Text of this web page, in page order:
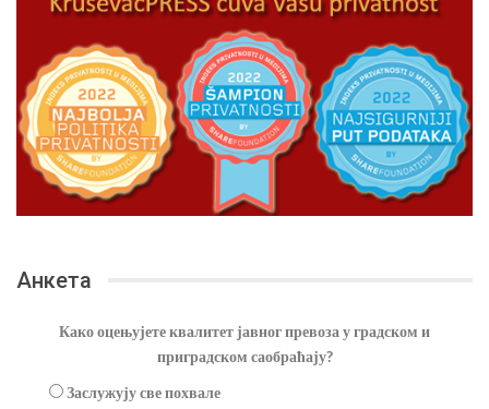
Анкета
Како оцењујете квалитет јавног превоза у градском и
приградском саобраћају?
Заслужују све похвале